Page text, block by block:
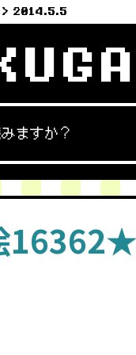
2014.5.5
ますか？